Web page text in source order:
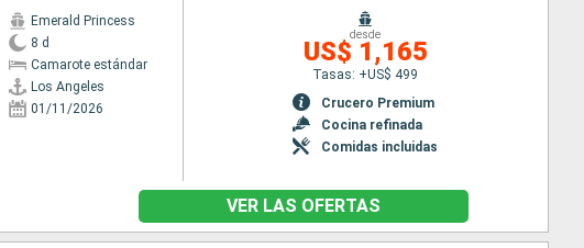
Emerald Princess
8 d
Camarote estándar
Los Angeles
01/11/2026
desde
US$ 1,165
Tasas: +US$ 499
Crucero Premium
Cocina refinada
Comidas incluidas
VER LAS OFERTAS